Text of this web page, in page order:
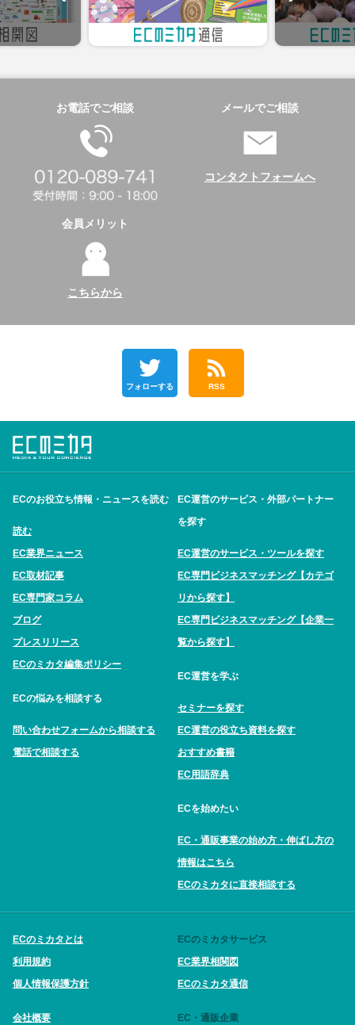
お電話でご相談 メールでご相談
コンタクトフォームへ
会員メリット
こちらから
フォローする RSS
ECのお役立ち情報・ニュースを読む
読む
EC業界ニュース
EC取材記事
EC専門家コラム
ブログ
プレスリリース
ECのミカタ編集ポリシー
ECの悩みを相談する
問い合わせフォームから相談する
電話で相談する
EC運営のサービス・外部パートナー
を探す
EC運営のサービス・ツールを探す
EC専門ビジネスマッチング【カテゴ
リから探す】
EC専門ビジネスマッチング【企業一
覧から探す】
EC運営を学ぶ
セミナーを探す
EC運営の役立ち資料を探す
おすすめ書籍
EC用語辞典
ECを始めたい
EC・通販事業の始め方・伸ばし方の
情報はこちら
ECのミカタに直接相談する
ECのミカタとは
利用規約
個人情報保護方針
会社概要
ECのミカタサービス
EC業界相関図
ECのミカタ通信
EC・通販企業